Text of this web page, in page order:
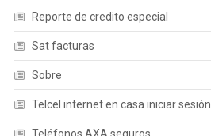
Reporte de credito especial
Sat facturas
Sobre
Telcel internet en casa iniciar sesión